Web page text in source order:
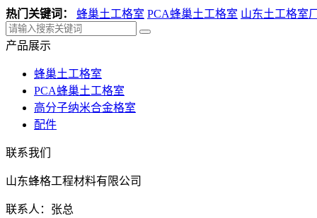
热门关键词： 蜂巢土工格室 PCA蜂巢土工格室 山东土工格室
产品展示
蜂巢土工格室
PCA蜂巢土工格室
高分子纳米合金格室
配件
联系我们
山东蜂格工程材料有限公司
联系人：张总